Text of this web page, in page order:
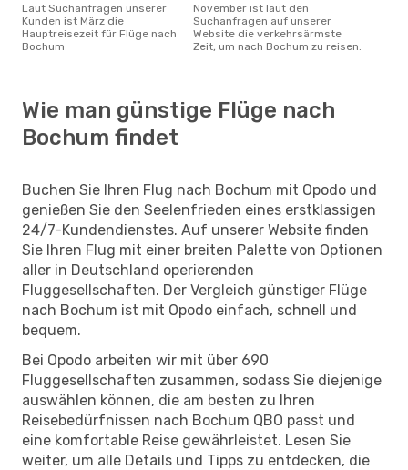
Laut Suchanfragen unserer
Kunden ist März die
Hauptreisezeit für Flüge nach
Bochum
November ist laut den
Suchanfragen auf unserer
Website die verkehrsärmste
Zeit, um nach Bochum zu reisen.
Wie man günstige Flüge nach
Bochum findet
Buchen Sie Ihren Flug nach Bochum mit Opodo und
genießen Sie den Seelenfrieden eines erstklassigen
24/7-Kundendienstes. Auf unserer Website finden
Sie Ihren Flug mit einer breiten Palette von Optionen
aller in Deutschland operierenden
Fluggesellschaften. Der Vergleich günstiger Flüge
nach Bochum ist mit Opodo einfach, schnell und
bequem.
Bei Opodo arbeiten wir mit über 690
Fluggesellschaften zusammen, sodass Sie diejenige
auswählen können, die am besten zu Ihren
Reisebedürfnissen nach Bochum QBO passt und
eine komfortable Reise gewährleistet. Lesen Sie
weiter, um alle Details und Tipps zu entdecken, die